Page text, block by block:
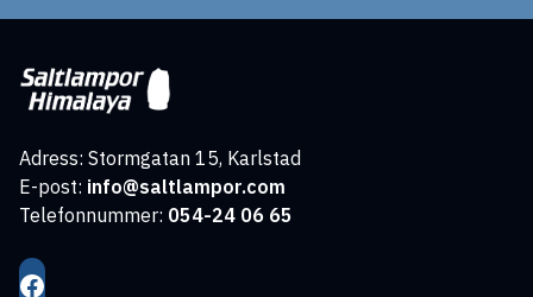
Adress: Stormgatan 15, Karlstad
E-post: info@saltlampor.com
Telefonnummer: 054-24 06 65